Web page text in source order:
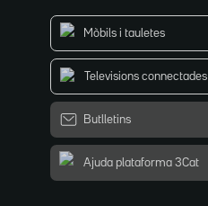
Mòbils i tauletes
Televisions connectades
Butlletins
Ajuda plataforma 3Cat